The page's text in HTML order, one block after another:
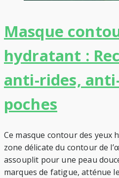
Masque
hydratant :
anti-rides,
poches
Ce masque contour des yeux
zone délicate du contour de
assouplit pour une peau
marques de fatigue, atténue